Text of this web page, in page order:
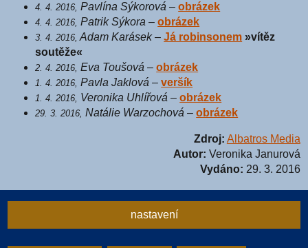
4. 4. 2016, Pavlína Sýkorová –obrázek
4. 4. 2016, Patrik Sýkora –obrázek
3. 4. 2016, Adam Karásek–Já robinsonem »vítěz
soutěže«
2. 4. 2016, Eva Toušová –obrázek
1. 4. 2016, Pavla Jaklová –veršík
1. 4. 2016, Veronika Uhlířová –obrázek
29. 3. 2016, Natálie Warzochová –obrázek
Zdroj: Albatros Media
Autor: Veronika Janurová
Vydáno: 29. 3. 2016
nastavení